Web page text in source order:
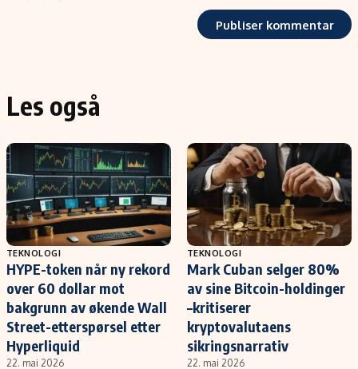
Les også
TEKNOLOGI
HYPE-token når ny rekord
over 60 dollar mot
bakgrunn av økende Wall
Street-etterspørsel etter
Hyperliquid
22. mai 2026
TEKNOLOGI
Mark Cuban selger 80%
av sine Bitcoin-holdinger
–kritiserer
kryptovalutaens
sikringsnarrativ
22. mai 2026